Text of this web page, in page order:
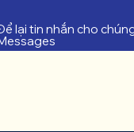
lại tin nhắn cho